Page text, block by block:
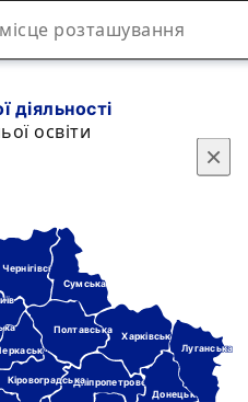
×
діяльності
освіти
Чернігівська
Дніпропетровська
Донецька
Харківська
Кіровоградська
Луганська
Полтавська
Сумська
×